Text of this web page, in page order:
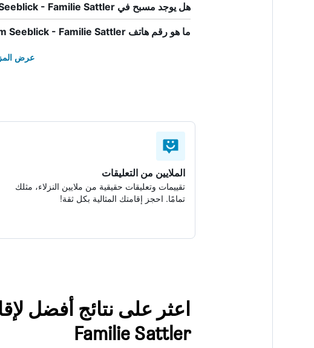
هل يوجد مسبح في Weingut & Gästehaus zum Seeblick - Familie Sattler؟
ما هو رقم هاتف Weingut & Gästehaus zum Seeblick - Familie Sattler؟
عرض
الملايين من التعليقات
تقييمات وتعليقات حقيقية من ملايين النزلاء، مثلك
تمامًا. احجز إقامتك المثالية بكل ثقة!
Familie Sattler